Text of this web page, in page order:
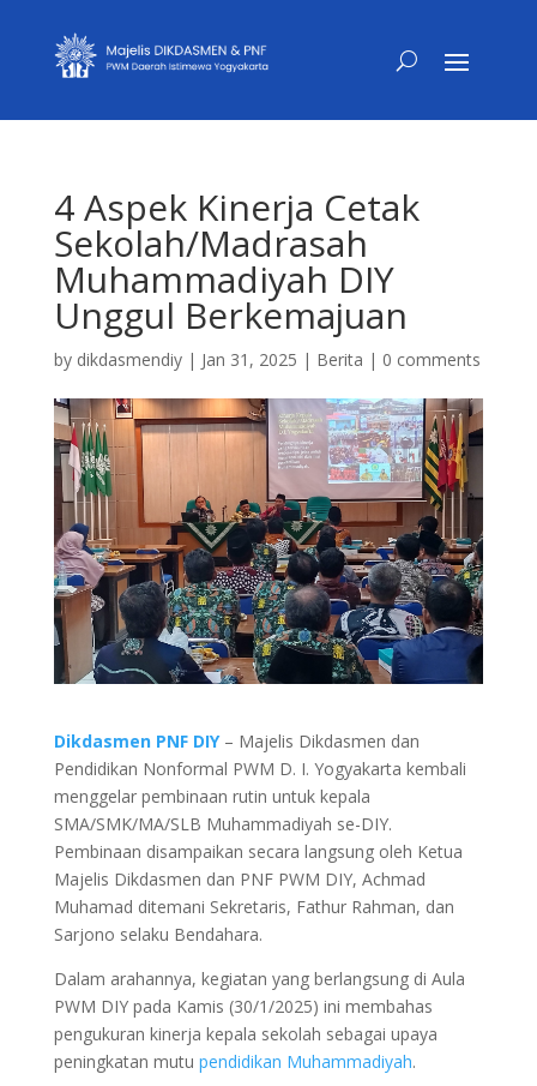
4 Aspek Kinerja Cetak
Sekolah/Madrasah
Muhammadiyah DIY
Unggul Berkemajuan
by dikdasmendiy| Jan 31, 2025 | Berita | 0 comments
Dikdasmen PNF DIY– Majelis Dikdasmen dan
Pendidikan Nonformal PWM D. I. Yogyakarta kembali
menggelar pembinaan rutin untuk kepala
SMA/SMK/MA/SLB Muhammadiyah se-DIY.
Pembinaan disampaikan secara langsung oleh Ketua
Majelis Dikdasmen dan PNF PWM DIY, Achmad
Muhamad ditemani Sekretaris, Fathur Rahman, dan
Sarjono selaku Bendahara.
Dalam arahannya, kegiatan yang berlangsung di Aula
PWM DIY pada Kamis (30/1/2025) ini membahas
pengukuran kinerja kepala sekolah sebagai upaya
peningkatan mutu pendidikan Muhammadiyah.